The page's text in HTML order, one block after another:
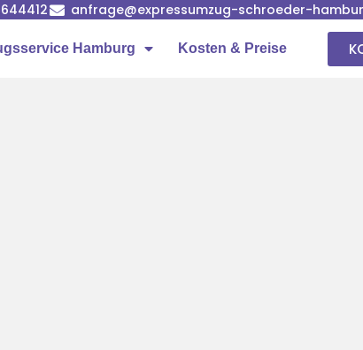
anfrage@expressumzug-schroeder-
Hamburg Kosten & Preise